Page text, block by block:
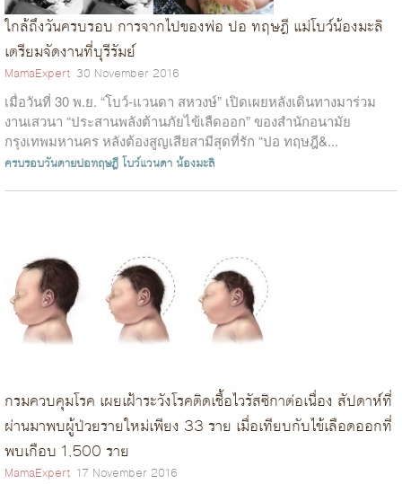
ใกล้ถึงวันครบรอบ การจากไปของพ่อ ปอ ทฤษฎี แม่โบว์น้องมะลิ
เตรียมจัดงานที่บุรีรัมย์
MamaExpert 30 November 2016
เมื่อวันที่ 30 พ.ย. “โบว์-แวนดา สหวงษ์” เปิดเผยหลังเดินทางมาร่วม
งานเสวนา “ประสานพลังต้านภัยไข้เลืดออก” ของสำนักอนามัย
กรุงเทพมหานคร หลังต้องสูญเสียสามีสุดที่รัก “ปอ ทฤษฎี&...
ครบรอบวันตายปอทฤษฎีโบว์แวนดาน้องมะลิ
กรมควบคุมโรค เผยเฝ้าระวังโรคติดเชื้อไวรัสซิกาต่อเนื่อง สัปดาห์ที่
ผ่านมาพบผู้ป่วยรายใหม่เพียง 33 ราย เมื่อเทียบกับไข้เลือดออกที่
พบเกือบ 1,500 ราย
MamaExpert 17 November 2016